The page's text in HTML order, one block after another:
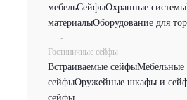
мебельСейфыОхранные системы
материалыОборудование для
-
Гостиничные сейфы
Встраиваемые сейфы
сейфыОружейные шкафы и
сейфы